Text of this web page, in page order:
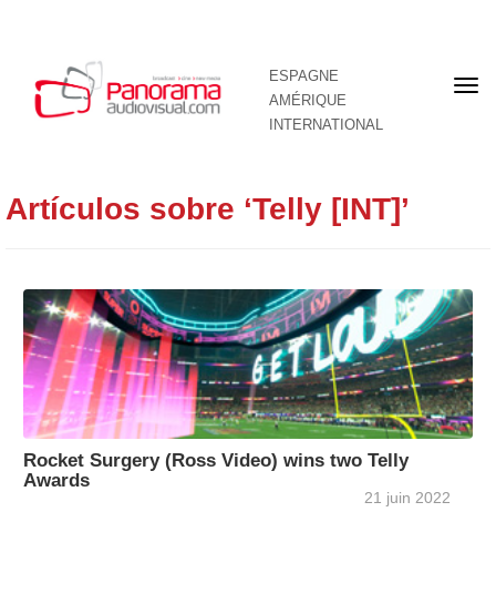
ESPAGNE
AMÉRIQUE
INTERNATIONAL
Artículos sobre ‘Telly [INT]’
Rocket Surgery (Ross Video) wins two Telly
Awards
21 juin 2022